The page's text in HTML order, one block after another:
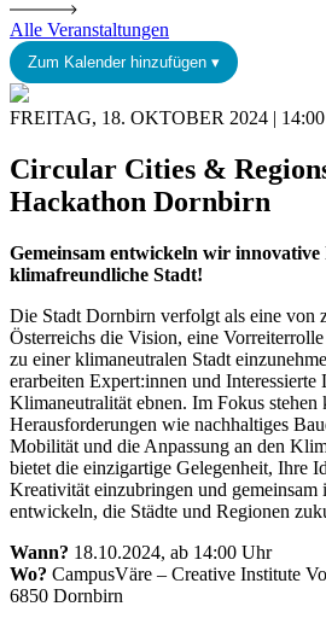
Alle Veranstaltungen
Zum Kalender hinzufügen ▾
FREITAG, 18. OKTOBER 2024 |
Circular Cities &
Hackathon Dornbirn
Gemeinsam entwickeln wir innovative
klimafreundliche Stadt!
Die Stadt Dornbirn verfolgt als eine von
Österreichs die Vision, eine
zu einer klimaneutralen Stadt
erarbeiten Expert:innen und
Klimaneutralität ebnen. Im Fokus stehen
Herausforderungen wie nachhaltiges
Mobilität und die Anpassung an den
bietet die einzigartige Gelegenheit, Ihre
Kreativität einzubringen und gemeinsam
entwickeln, die Städte und Regionen
Wann? 18.10.2024, ab 14:00 Uhr
Wo? CampusVäre – Creative Institute
6850 Dornbirn